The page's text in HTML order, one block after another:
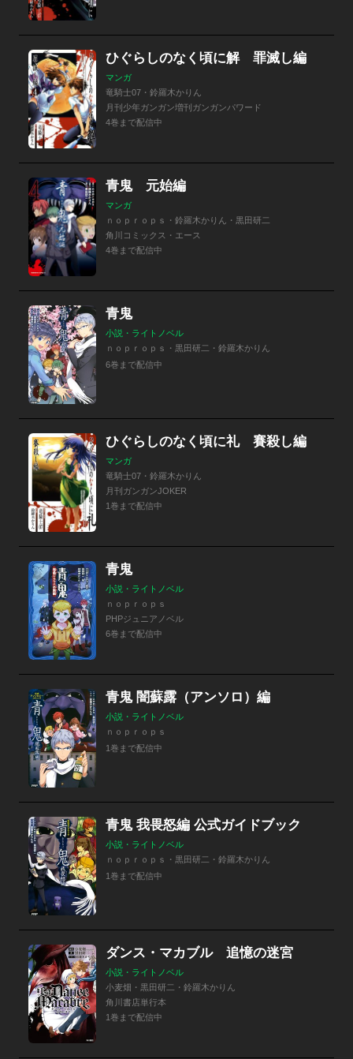
ひぐらしのなく頃に解 罪滅し編
マンガ
竜騎士07・鈴羅木かりん
月刊少年ガンガン増刊ガンガンパワード
4巻まで配信中
青鬼 元始編
マンガ
ｎｏｐｒｏｐｓ・鈴羅木かりん・黒田研二
角川コミックス・エース
4巻まで配信中
青鬼
小説・ライトノベル
ｎｏｐｒｏｐｓ・黒田研二・鈴羅木かりん
6巻まで配信中
ひぐらしのなく頃に礼 賽殺し編
マンガ
竜騎士07・鈴羅木かりん
月刊ガンガンJOKER
1巻まで配信中
青鬼
小説・ライトノベル
ｎｏｐｒｏｐｓ
PHPジュニアノベル
6巻まで配信中
青鬼 闇蘇露（アンソロ）編
小説・ライトノベル
ｎｏｐｒｏｐｓ
1巻まで配信中
青鬼 我畏怒編 公式ガイドブック
小説・ライトノベル
ｎｏｐｒｏｐｓ・黒田研二・鈴羅木かりん
1巻まで配信中
ダンス・マカブル 追憶の迷宮
小説・ライトノベル
小麦畑・黒田研二・鈴羅木かりん
角川書店単行本
1巻まで配信中